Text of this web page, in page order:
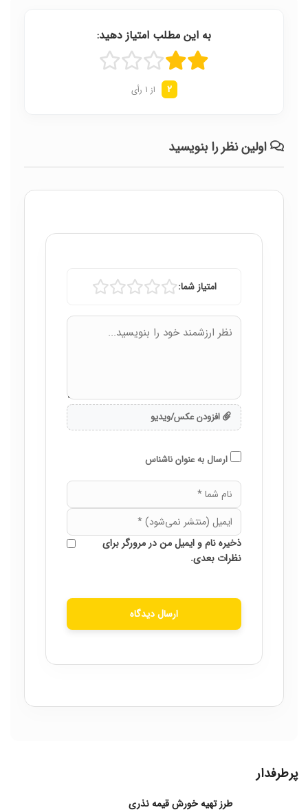
به این مطلب امتیاز دهید:
2 از 1 رأی
اولین نظر را بنویسید
امتیاز شما:
افزودن عکس/ویدیو
ارسال به عنوان ناشناس
ذخیره نام و ایمیل من در مرورگر برای
نظرات بعدی.
ارسال دیدگاه
پرطرفدار
طرز تهیه خورش قیمه نذری